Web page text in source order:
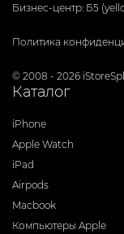
Бизнес-центр: Б5
Политика
© 2008 - 2026
Каталог
iPhone
Apple Watch
iPad
Airpods
Macbook
Компьютеры Apple